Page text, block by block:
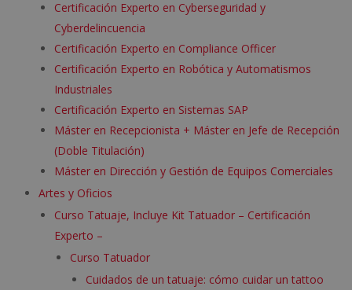
Certificación Experto en Cyberseguridad y
Cyberdelincuencia
Certificación Experto en Compliance Officer
Certificación Experto en Robótica y Automatismos
Industriales
Certificación Experto en Sistemas SAP
Máster en Recepcionista + Máster en Jefe de Recepción
(Doble Titulación)
Máster en Dirección y Gestión de Equipos Comerciales
Artes y Oficios
Curso Tatuaje, Incluye Kit Tatuador – Certificación
Experto –
Curso Tatuador
Cuidados de un tatuaje: cómo cuidar un tattoo